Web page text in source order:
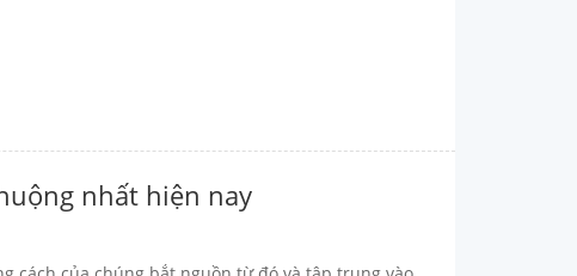
nhất hiện nay